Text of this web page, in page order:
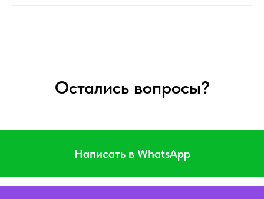
Остались вопросы?
Написать в WhatsApp